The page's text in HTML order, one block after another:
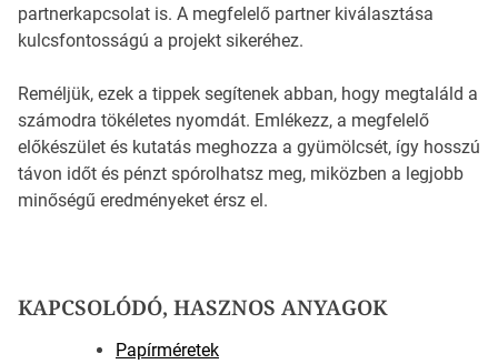
partnerkapcsolat is. A megfelelő partner kiválasztása
kulcsfontosságú a projekt sikeréhez.
Reméljük, ezek a tippek segítenek abban, hogy megtaláld a
számodra tökéletes nyomdát. Emlékezz, a megfelelő
előkészület és kutatás meghozza a gyümölcsét, így hosszú
távon időt és pénzt spórolhatsz meg, miközben a legjobb
minőségű eredményeket érsz el.
KAPCSOLÓDÓ, HASZNOS ANYAGOK
Papírméretek